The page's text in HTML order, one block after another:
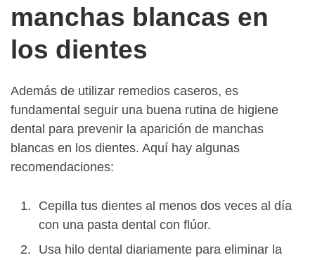
manchas blancas en
los dientes
Además de utilizar remedios caseros, es
fundamental seguir una buena rutina de higiene
dental para prevenir la aparición de manchas
blancas en los dientes. Aquí hay algunas
recomendaciones:
Cepilla tus dientes al menos dos veces al día
con una pasta dental con flúor.
Usa hilo dental diariamente para eliminar la